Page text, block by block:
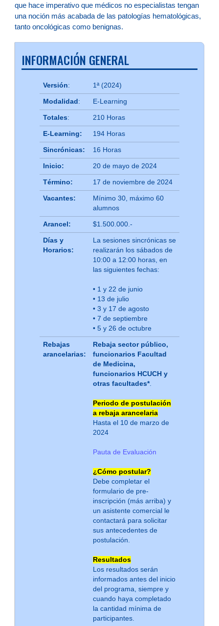
que hace imperativo que médicos no especialistas tengan
una noción más acabada de las patologías hematológicas,
tanto oncológicas como benignas.
INFORMACIÓN GENERAL
Versión: 1ª (2024)
Modalidad: E-Learning
Totales: 210 Horas
E-Learning: 194 Horas
Sincrónicas: 16 Horas
Inicio: 20 de mayo de 2024
Término: 17 de noviembre de 2024
Vacantes:
Mínimo 30, máximo 60
alumnos
Arancel: $1.500.000.-
Días y
Horarios:
La sesiones sincrónicas se
realizarán los sábados de
10:00 a 12:00 horas, en
las siguientes fechas:
• 1 y 22 de junio
• 13 de julio
• 3 y 17 de agosto
• 7 de septiembre
• 5 y 26 de octubre
Rebajas
arancelarias:
Rebaja sector público,
funcionarios Facultad
de Medicina,
funcionarios HCUCH y
otras facultades*.
Periodo de postulación
a rebaja arancelaria
Hasta el 10 de marzo de
2024
Pauta de Evaluación
¿Cómo postular?
Debe completar el
formulario de pre-
inscripción (más arriba) y
un asistente comercial le
contactará para solicitar
sus antecedentes de
postulación.
Resultados
Los resultados serán
informados antes del inicio
del programa, siempre y
cuando haya completado
la cantidad mínima de
participantes.